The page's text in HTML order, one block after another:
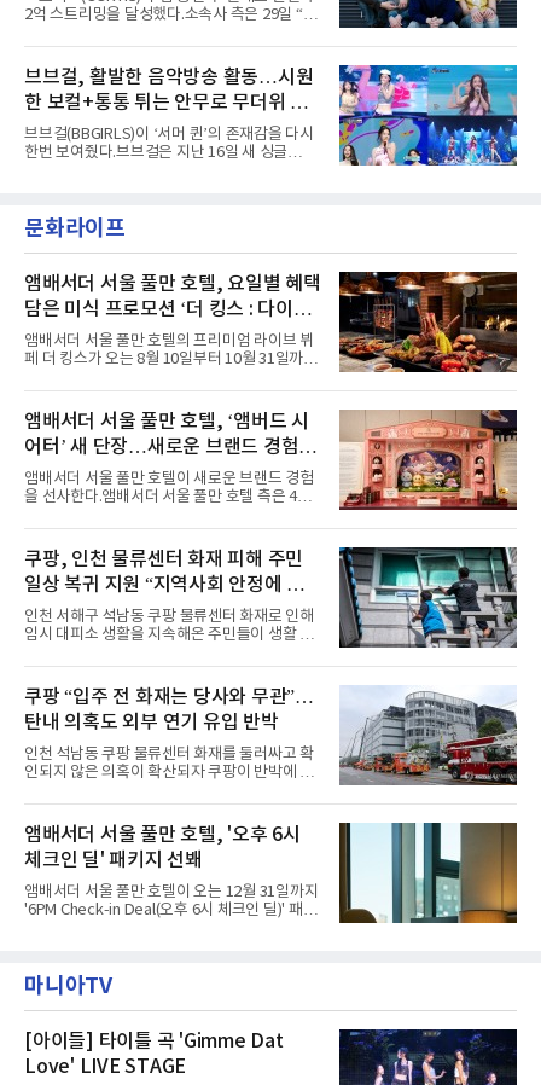
러 헤어와 과감한 블루·블랙 립 메이크업이 낯설
고도 매혹적인 비주얼을 완성했다.스타일링 역
엣을 거침없이 결합했다. 멤버들은 각기 다른 개
성을 살린 스타일링을 선
2억 스트리밍을 달성했다.소속사 측은 29일 “코
벌 오디오·음원 스트리밍 플랫폼 스포티파이에
서 27일 자로 누적 재생 수 2억 회를 돌파했
다”고 밝혔다.곡이 발표된 지 약 10개월 만이다.
팀의 첫 번째 2억 스트리밍 곡은 동일 음반에 수
록된 ‘GO!’다. 이 노래는 공개 약 9개월 만인 지
난달 26일 자에 2억 고지를 밟았다. 이는 최근 5
년 내 데뷔한 보이그룹의 곡 중 최단기 2억 달성
했다. “내 티, 5 bucks 바지는, 만원” 등 멤버들
의 라이프 스타일
브브걸, 활발한 음악방송 활동…시원
한 보컬+통통 튀는 안무로 무더위 사
냥
브브걸(BBGIRLS)이 ‘서머 퀸’의 존재감을 다시
한번 보여줬다.브브걸은 지난 16일 새 싱글
MBC '쇼! 음악중심', SBS '인기가요' 등 주요 음
악방송 무대에 올라 화려한 퍼포먼스를 펼쳤다.
력을 앞세워 매 무대 색다른 볼거리를 선사했다.
특히 화사한 파스텔 톤의 비치웨어부터 청량한
마린룩, 햇살 아래 반짝이는 물결을 연상시키는
스커트, 강렬한 붉은 계열의 스타일링까지 각기
다른 매력을 선보였다. 브브걸은 다채로운 여름
패션을 완벽하게 소화하며 보
문화라이프
앰배서더 서울 풀만 호텔, 요일별 혜택
담은 미식 프로모션 ‘더 킹스 : 다이닝
프리빌리지즈’ 선봬
앰배서더 서울 풀만 호텔의 프리미엄 라이브 뷔
페 더 킹스가 오는 8월 10일부터 10월 31일까지
즈’를 선보인다.앰배서더 서울 풀만 호텔 측은
“요일마다 다른 즐거움과 한층 깊어진 미식의 여
유를 경험할 수 있도록 기획했다”고 밝혔다.먼저
월요일과 화요일에는 한 주의 문을 여는 여유로
운 식사를 테마로 다양한 혜택이 마련된다. 런치
이용 시 성인 5인 이상 사전 예약 고객에게 성인
1인 무료 혜택을 제공하며, 디너 이용 시에는 성
유료 회원 고객을 대상으로 5% 추가 할인 또는
바우처 1매 추가
앰배서더 서울 풀만 호텔, ‘앰버드 시
어터’ 새 단장…새로운 브랜드 경험 선
사
앰배서더 서울 풀만 호텔이 새로운 브랜드 경험
을 선사한다.앰배서더 서울 풀만 호텔 측은 4일
이야기를 담은 인형 극장 콘셉트의 공간 ‘앰버드
시어터(Ambird Theater)’를 새롭게 선보인
다”고 밝혔다.앰배서더 서울 풀만 호텔은 로비
한편에 마련된 앰버드 존을 통해 앰버드의 세계
관을 소개해왔다. 앰버드 존은 앰버드가 우주여
행 중 수집한 다양한 굿즈를 전시한 '앰버드 플래
닛(Ambird Planet)과 계절별 플라워 연출로 사
라 극장을 모티브로 한 데코레이션으로 구성됐
다. 무대 공간 및 티켓 박스
쿠팡, 인천 물류센터 화재 피해 주민
일상 복귀 지원 “지역사회 안정에 총
력”
인천 서해구 석남동 쿠팡 물류센터 화재로 인해
임시 대피소 생활을 지속해온 주민들이 생활 터
필먼트서비스(CFS)가 지난 28일부터 화재 피해
주민을 대상으로 전문 출장 청소서비스 지원에
나섬으로써 본격적인 지역사회 복구 작업이 시
작된 것이다.대피소 주민 중심 청소 접수, 첫날
부터 2가구 지원 완료CFS는 신현초등학교, 신
현북초등학교, 신현여자중학교 등 인천 서해구
관내 임시 대피소 3곳에서 체류해온 화재 피해
민들의 호응 속에 CFS는 즉시 행동에 나섰다. 지
난 28일 오후 전문 청소업체와
쿠팡 “입주 전 화재는 당사와 무관”…
탄내 의혹도 외부 연기 유입 반박
인천 석남동 쿠팡 물류센터 화재를 둘러싸고 확
인되지 않은 의혹이 확산되자 쿠팡이 반박에 나
에 대해서는 외부 화재 연기 유입이라고 설명했
고, 2023년 같은 물류센터에서 발생한 화재에
대해서도 쿠팡 입주 전 공사 과정에서 벌어진 일
이라며 선을 그었다.쿠팡은 21일 인천 물류센터
내부에서 불이 타는 냄새가 났다는 의혹과 관련
해 “사실무근”이라는 입장을 밝혔다.회사 측은
“인근에서 지난 15일 다른 회사에서 발생한 대
것으로 확인됐다”고 설명했다.이어 “정확한 화
재 원인은 추후 조사될
앰배서더 서울 풀만 호텔, '오후 6시
체크인 딜' 패키지 선봬
앰배서더 서울 풀만 호텔이 오는 12월 31일까지
'6PM Check-in Deal(오후 6시 체크인 딜)' 패키
텔 측은 “퇴근 후 또는 주말 도심 속에서 짧지만
온전한 휴식을 원하는 고객들에게 특별한 경험
제큐티브 두 가지 타입으로 구성된다. 디럭스 패
키지는 객실 1박(룸 온리)으로 심플한 호캉스를
즐길 수 있으며, 이그제큐티브 패키지는 객실 1
마니아TV
[아이들] 타이틀 곡 'Gimme Dat
Love' LIVE STAGE